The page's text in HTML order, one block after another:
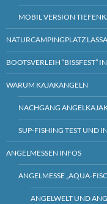
MOBIL VERSION
NATURCAMPINGPLATZ
BOOTSVERLEIH “BISSFEST”
WARUM KAJAKANGELN
NACHGANG
SUP-FISHING TEST UND
ANGELMESSEN INFOS
ANGELMESSE „AQUA-
ANGELWELT UND